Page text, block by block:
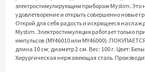
электростимулирующим приборам Mystim. Это
удовлетворение и открыть совершенно новые
Открой для себя радость и искрящееся
Mystim. Электростимуляция работает только
импульсов (MY46010 или MY46000).
длина 10 см; диаметр 2 см. Вес: 100 г. Цвет:
Хирургическая нержавеющая сталь.